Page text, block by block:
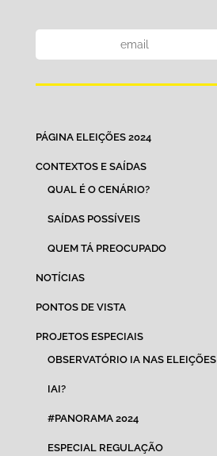
PÁGINA ELEIÇÕES 2024
CONTEXTOS E SAÍDAS
QUAL É O CENÁRIO?
SAÍDAS POSSÍVEIS
QUEM TÁ PREOCUPADO
NOTÍCIAS
PONTOS DE VISTA
PROJETOS ESPECIAIS
OBSERVATÓRIO IA NAS ELEIÇÕES
IAI?
#PANORAMA 2024
ESPECIAL REGULAÇÃO